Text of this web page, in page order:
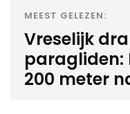
MEEST GELEZEN:
Vreselijk
paragliden:
200 meter